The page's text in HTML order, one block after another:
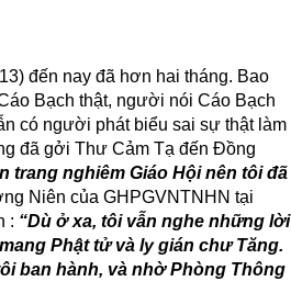
đến nay đã hơn hai tháng. Bao
Bạch thật, người nói Cáo Bạch
có người phát biểu sai sự thật làm
đã gởi Thư Cảm Tạ đến Đồng
trang nghiêm Giáo Hội nên tôi đã
Niên của GHPGVNTNHN tại
: “Dù ở xa, tôi vẫn nghe những lời
Phật tử và ly gián chư Tăng.
ban hành, và nhờ Phòng Thông